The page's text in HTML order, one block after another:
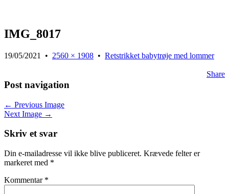
IMG_8017
19/05/2021 • 2560 × 1908 • Retstrikket babytrøje med lommer
Share
Post navigation
← Previous Image
Next Image →
Skriv et svar
Din e-mailadresse vil ikke blive publiceret. Krævede felter er
markeret med *
Kommentar *